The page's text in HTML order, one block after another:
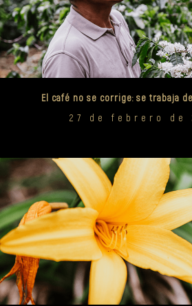
El café no se corrige: se trabaja
27 de febrero de